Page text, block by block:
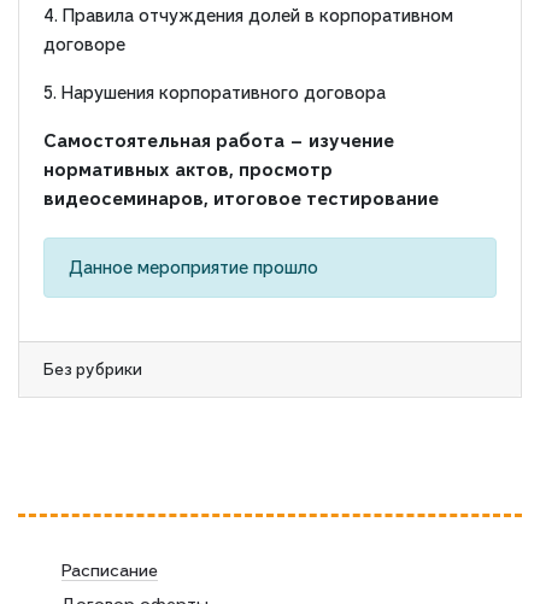
4. Правила отчуждения долей в корпоративном
договоре
5. Нарушения корпоративного договора
Самостоятельная работа — изучение
нормативных актов, просмотр
видеосеминаров, итоговое тестирование
Данное мероприятие прошло
Без рубрики
Расписание